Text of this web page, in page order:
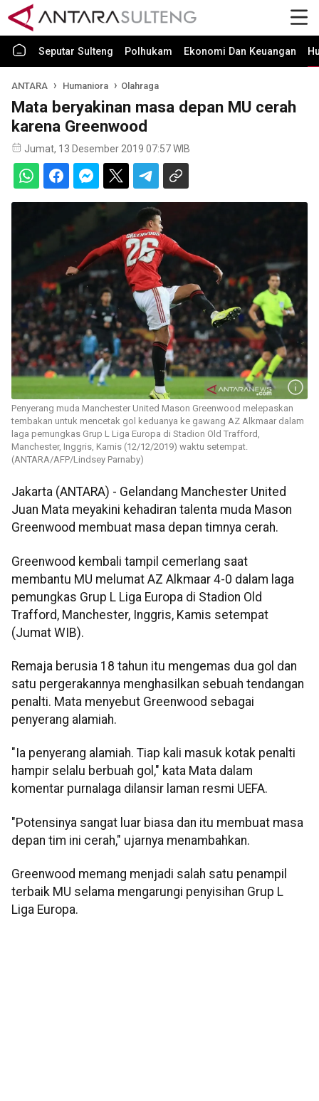
Seputar Sulteng Polhukam Ekonomi Dan Keuangan
ANTARA Humaniora Olahraga
Mata beryakinan masa depan MU cerah
karena Greenwood
Jumat, 13 Desember 2019 07:57 WIB
Penyerang muda Manchester United Mason Greenwood melepaskan
tembakan untuk mencetak gol keduanya ke gawang AZ Alkmaar dalam
laga pemungkas Grup L Liga Europa di Stadion Old Trafford,
Manchester, Inggris, Kamis (12/12/2019) waktu setempat.
(ANTARA/AFP/Lindsey Parnaby)
Jakarta (ANTARA) - Gelandang Manchester United
Juan Mata meyakini kehadiran talenta muda Mason
Greenwood membuat masa depan timnya cerah.
Greenwood kembali tampil cemerlang saat
membantu MU melumat AZ Alkmaar 4-0 dalam laga
pemungkas Grup L Liga Europa di Stadion Old
Trafford, Manchester, Inggris, Kamis setempat
(Jumat WIB).
Remaja berusia 18 tahun itu mengemas dua gol dan
satu pergerakannya menghasilkan sebuah tendangan
penalti. Mata menyebut Greenwood sebagai
penyerang alamiah.
"Ia penyerang alamiah. Tiap kali masuk kotak penalti
hampir selalu berbuah gol," kata Mata dalam
komentar purnalaga dilansir laman resmi UEFA.
"Potensinya sangat luar biasa dan itu membuat masa
depan tim ini cerah," ujarnya menambahkan.
Greenwood memang menjadi salah satu penampil
terbaik MU selama mengarungi penyisihan Grup L
Liga Europa.